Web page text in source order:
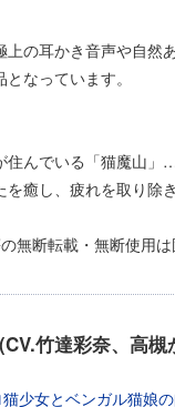
の耳かき音声や自然
なっています。
住んでいる「猫魔山
を癒し、疲れを取り除
無断転載・無断使用
竹達彩奈、高槻